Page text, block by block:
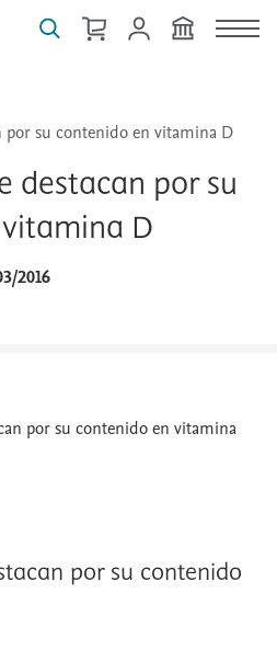
por su contenido en vitamina D
destacan por su
D
2016
por su contenido en vitamina
por su contenido